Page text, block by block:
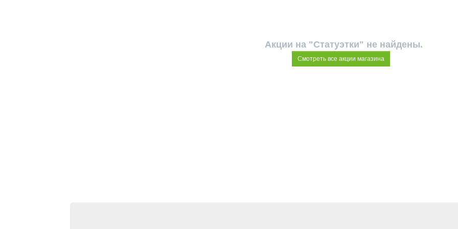
Акции на "Статуэтки" не найдены.
Смотреть все акции магазина